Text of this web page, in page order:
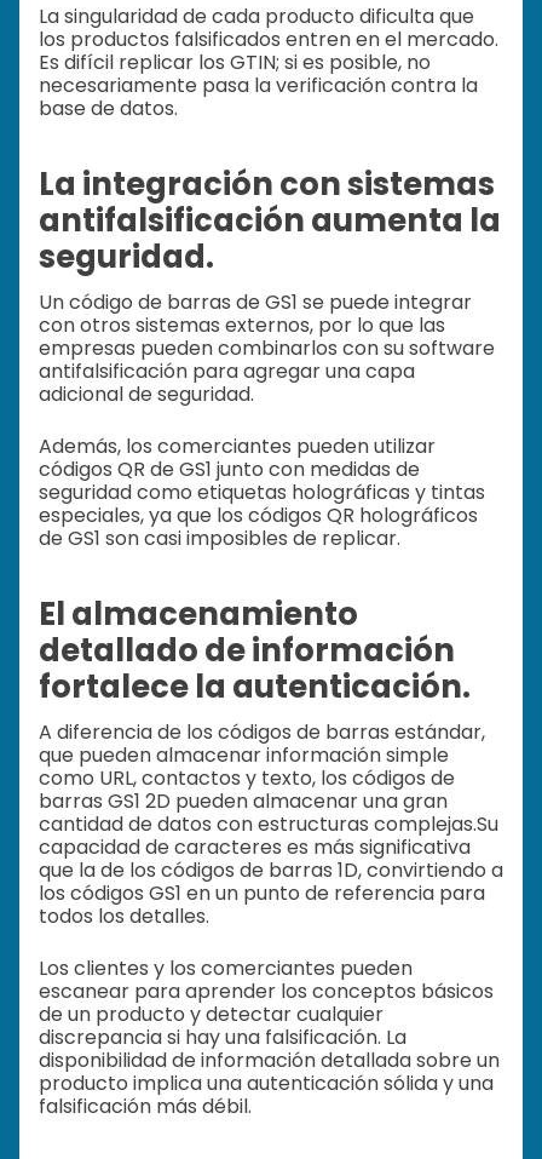
La singularidad de cada producto dificulta que
los productos falsificados entren en el mercado.
Es difícil replicar los GTIN; si es posible, no
necesariamente pasa la verificación contra la
base de datos.
La integración con sistemas
antifalsificación aumenta la
seguridad.
Un código de barras de GS1 se puede integrar
con otros sistemas externos, por lo que las
empresas pueden combinarlos con su software
antifalsificación para agregar una capa
adicional de seguridad.
Además, los comerciantes pueden utilizar
códigos QR de GS1 junto con medidas de
seguridad como etiquetas holográficas y tintas
especiales, ya que los códigos QR holográficos
de GS1 son casi imposibles de replicar.
El almacenamiento
detallado de información
fortalece la autenticación.
A diferencia de los códigos de barras estándar,
que pueden almacenar información simple
como URL, contactos y texto, los códigos de
barras GS1 2D pueden almacenar una gran
cantidad de datos con estructuras complejas.Su
capacidad de caracteres es más significativa
que la de los códigos de barras 1D, convirtiendo a
los códigos GS1 en un punto de referencia para
todos los detalles.
Los clientes y los comerciantes pueden
escanear para aprender los conceptos básicos
de un producto y detectar cualquier
discrepancia si hay una falsificación. La
disponibilidad de información detallada sobre un
producto implica una autenticación sólida y una
falsificación más débil.